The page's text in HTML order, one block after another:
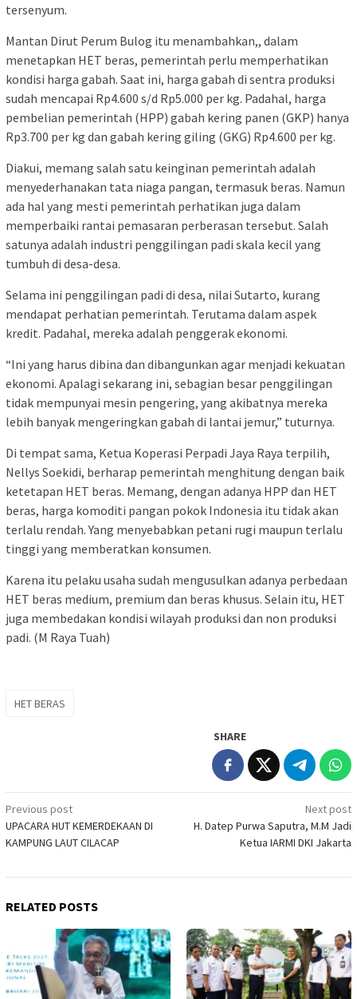
tersenyum.
Mantan Dirut Perum Bulog itu menambahkan,, dalam
menetapkan HET beras, pemerintah perlu memperhatikan
kondisi harga gabah. Saat ini, harga gabah di sentra produksi
sudah mencapai Rp4.600 s/d Rp5.000 per kg. Padahal, harga
pembelian pemerintah (HPP) gabah kering panen (GKP) hanya
Rp3.700 per kg dan gabah kering giling (GKG) Rp4.600 per kg.
Diakui, memang salah satu keinginan pemerintah adalah
menyederhanakan tata niaga pangan, termasuk beras. Namun
ada hal yang mesti pemerintah perhatikan juga dalam
memperbaiki rantai pemasaran perberasan tersebut. Salah
satunya adalah industri penggilingan padi skala kecil yang
tumbuh di desa-desa.
Selama ini penggilingan padi di desa, nilai Sutarto, kurang
mendapat perhatian pemerintah. Terutama dalam aspek
kredit. Padahal, mereka adalah penggerak ekonomi.
“Ini yang harus dibina dan dibangunkan agar menjadi kekuatan
ekonomi. Apalagi sekarang ini, sebagian besar penggilingan
tidak mempunyai mesin pengering, yang akibatnya mereka
lebih banyak mengeringkan gabah di lantai jemur,” tuturnya.
Di tempat sama, Ketua Koperasi Perpadi Jaya Raya terpilih,
Nellys Soekidi, berharap pemerintah menghitung dengan baik
ketetapan HET beras. Memang, dengan adanya HPP dan HET
beras, harga komoditi pangan pokok Indonesia itu tidak akan
terlalu rendah. Yang menyebabkan petani rugi maupun terlalu
tinggi yang memberatkan konsumen.
Karena itu pelaku usaha sudah mengusulkan adanya perbedaan
HET beras medium, premium dan beras khusus. Selain itu, HET
juga membedakan kondisi wilayah produksi dan non produksi
padi. (M Raya Tuah)
HET BERAS
SHARE
Post
navigation
Previous post
UPACARA HUT KEMERDEKAAN DI
KAMPUNG LAUT CILACAP
Next post
H. Datep Purwa Saputra, M.M Jadi
Ketua IARMI DKI Jakarta
RELATED POSTS